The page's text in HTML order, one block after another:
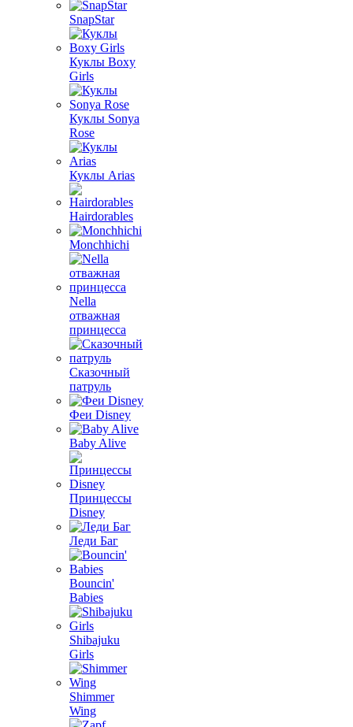
SnapStar
Куклы Boxy
Girls
Куклы Sonya
Rose
Куклы Arias
Hairdorables
Monchhichi
Nella
отважная
принцесса
Сказочный
патруль
Феи Disney
Baby Alive
Принцессы
Disney
Леди Баг
Bouncin'
Babies
Shibajuku
Girls
Shimmer
Wing